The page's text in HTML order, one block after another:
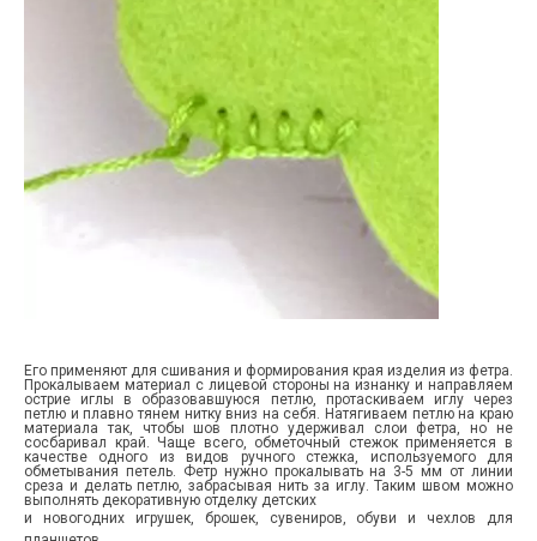
Его применяют для сшивания и формирования края изделия из фетра.
Прокалываем материал с лицевой стороны на изнанку и направляем
острие иглы в образовавшуюся петлю, протаскиваем иглу через
петлю и плавно тянем нитку вниз на себя. Натягиваем петлю на краю
материала так, чтобы шов плотно удерживал слои фетра, но не
сосбаривал край. Чаще всего, обметочный стежок применяется в
качестве одного из видов ручного стежка, используемого для
обметывания петель. Фетр нужно прокалывать на 3-5 мм от линии
среза и делать петлю, забрасывая нить за иглу. Таким швом можно
выполнять декоративную отделку детских
и новогодних игрушек, брошек, сувениров, обуви и чехлов для